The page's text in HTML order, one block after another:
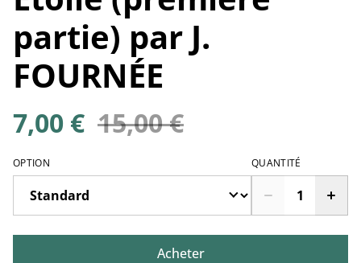
partie) par J.
FOURNÉE
7,00 € 15,00 €
OPTION QUANTITÉ
Acheter